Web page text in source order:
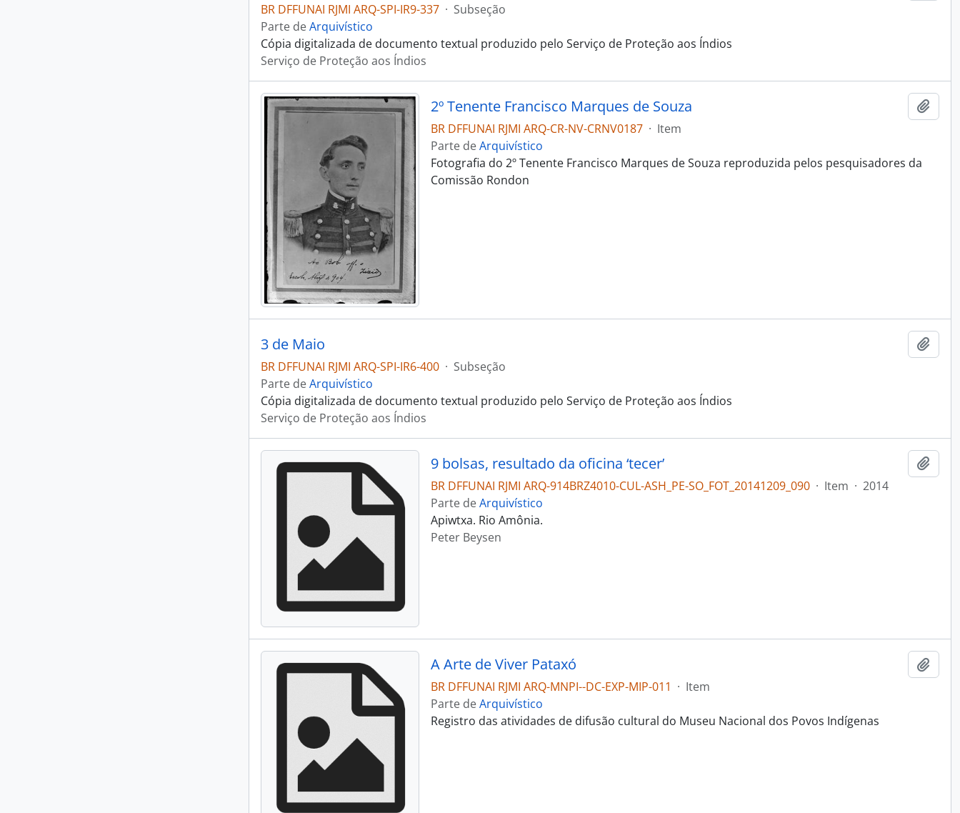
BR DFFUNAI RJMI ARQ-SPI-IR9-337 · Subseção
Parte deArquivístico
Cópia digitalizada de documento textual produzido pelo Serviço de Proteção aos Índios
Serviço de Proteção aos Índios
2º Tenente Francisco Marques de Souza
BR DFFUNAI RJMI ARQ-CR-NV-CRNV0187 · Item
Parte deArquivístico
Fotografia do 2º Tenente Francisco Marques de Souza reproduzida pelos pesquisadores da
Comissão Rondon
3 de Maio
BR DFFUNAI RJMI ARQ-SPI-IR6-400 · Subseção
Parte deArquivístico
Cópia digitalizada de documento textual produzido pelo Serviço de Proteção aos Índios
Serviço de Proteção aos Índios
9 bolsas, resultado da oficina ‘tecer’
BR DFFUNAI RJMI ARQ-914BRZ4010-CUL-ASH_PE-SO_FOT_20141209_090 · Item · 2014
Parte deArquivístico
Apiwtxa. Rio Amônia.
Peter Beysen
A Arte de Viver Pataxó
BR DFFUNAI RJMI ARQ-MNPI--DC-EXP-MIP-011 · Item
Parte deArquivístico
Registro das atividades de difusão cultural do Museu Nacional dos Povos Indígenas